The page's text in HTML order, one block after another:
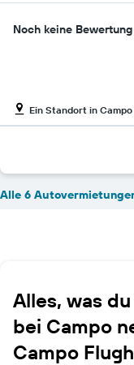
Noch keine
Alle 6
Alles, was
bei Campo
Campo